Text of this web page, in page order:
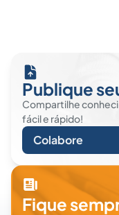
Publique
Compartilhe
fácil e rápido!
Colabore
Fique